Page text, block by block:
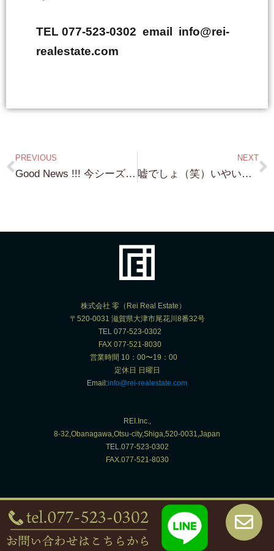
TEL 077-523-0302 email info@rei-
realestate.com
PREVIOUS
Good News !!! 今シーズン売り切り企画（笑）北比良 琵琶湖浜付き物件 自宅の裏から 琵琶湖飛び込めます（笑）案件 3000万円で売り切ります！
NEXT
嘘でしょ（笑）いやいや 本当です！ またまた入庫 琵琶湖浜隣接物件 北比良 800坪超！後ほど写真撮ってきます！
株式会社 零（Rei Real Estate）
〒520-0031 滋賀県大津市尾花川8番32号
TEL 077-523-0302
FAX 077-521-8030
営業時間 10：00〜19：00
定休日 日曜日
Email:info@rei-realestate.com
REI.Inc.,
8-32,Obanagawa,Otsu-city,Shiga,520-0031,Japan
TEL.077-523-0302
FAX.077-521-8030